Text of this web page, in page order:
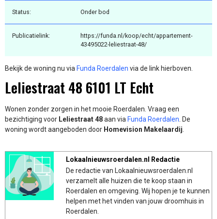
Status: Onder bod
Publicatielink:
https://funda.nl/koop/echt/appartement-
43495022-leliestraat-48/
Bekijk de woning nu via Funda Roerdalen via de link hierboven.
Leliestraat 48 6101 LT Echt
Wonen zonder zorgen in het mooie Roerdalen. Vraag een
bezichtiging voor Leliestraat 48aan via Funda Roerdalen . De
woning wordt aangeboden door Homevision Makelaardij
Lokaalnieuwsroerdalen.nl Redactie
De redactie van Lokaalnieuwsroerdalen.nl
verzamelt alle huizen die te koop staan in
Roerdalen en omgeving. Wij hopen je te kunnen
helpen met het vinden van jouw droomhuis in
Roerdalen.